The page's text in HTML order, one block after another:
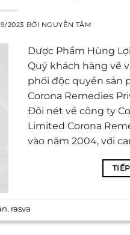
2023 BỞI NGUYỄN TÂM
Dược Phẩm Hùng
Quý khách hàng về
phối độc quyền sản
Corona Remedies
Đôi nét về công ty
Limited Corona
vào năm 2004, với
, rasva